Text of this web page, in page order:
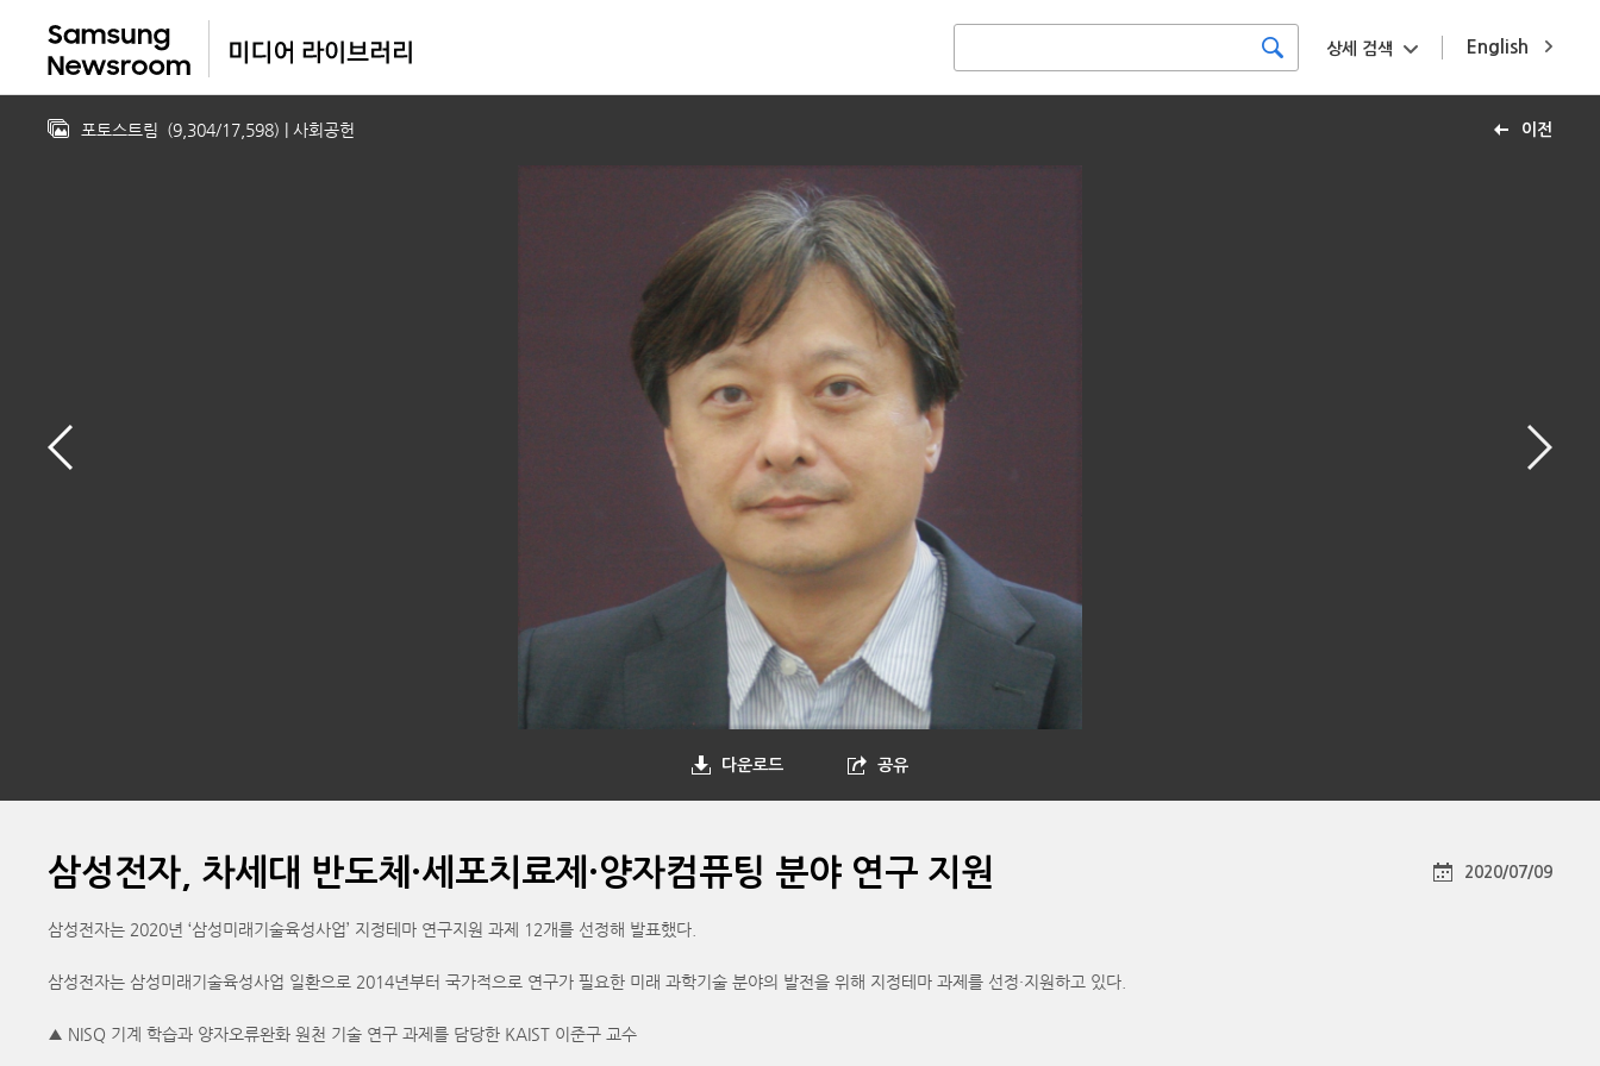
English
상세 검색
이전
포토스트림 (9,304/17,598) | 사회공헌
다운로드 공유
삼성전자, 차세대 반도체·세포치료제·양자컴퓨팅 분야 연구 지원 2020/07/09
삼성전자는 2020년 ‘삼성미래기술육성사업’ 지정테마 연구지원 과제 12개를 선정해 발표했다.
삼성전자는 삼성미래기술육성사업 일환으로 2014년부터 국가적으로 연구가 필요한 미래 과학기술 분야의 발전을 위해 지정테마 과제를 선정·지원하고 있다.
▲ NISQ 기계 학습과 양자오류완화 원천 기술 연구 과제를 담당한 KAIST 이준구 교수